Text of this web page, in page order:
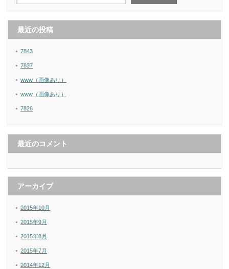
最近の投稿
7843
7837
www（画像あり）
www（画像あり）
7826
最近のコメント
アーカイブ
2015年10月
2015年9月
2015年8月
2015年7月
2014年12月